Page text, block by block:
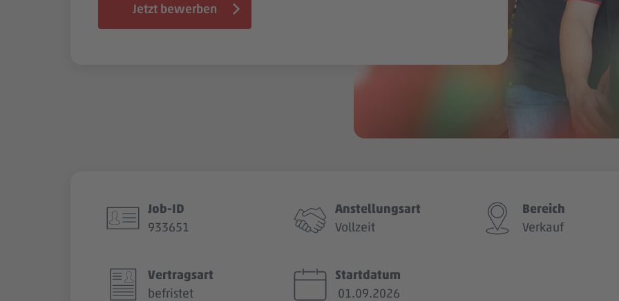
Jetzt bewerben
Job-ID
933651
Anstellungsart
Vollzeit
Bereich
Verkauf
Vertragsart
befristet
Startdatum
01.09.2026